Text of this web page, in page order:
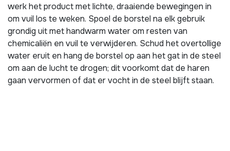
werk het product met lichte, draaiende bewegingen in
om vuil los te weken. Spoel de borstel na elk gebruik
grondig uit met handwarm water om resten van
chemicaliën en vuil te verwijderen. Schud het overtollige
water eruit en hang de borstel op aan het gat in de steel
om aan de lucht te drogen; dit voorkomt dat de haren
gaan vervormen of dat er vocht in de steel blijft staan.